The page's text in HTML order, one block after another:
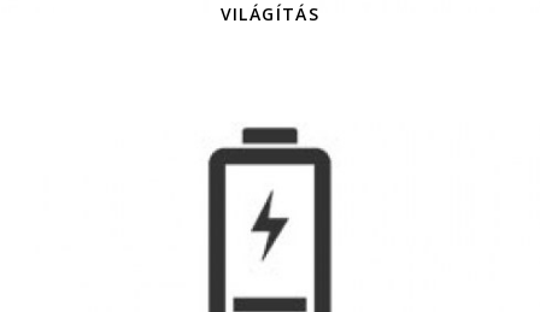
VILÁGÍTÁS